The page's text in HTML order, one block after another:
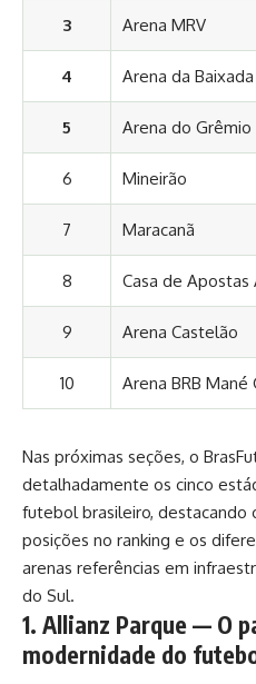
3 Arena MRV
4 Arena da Baixada
5 Arena do Grêmio
6 Mineirão
7 Maracanã
8 Casa de Apostas
9 Arena Castelão
10 Arena BRB Mané
Nas próximas seções, o
detalhadamente os cinco
futebol brasileiro, destacando
posições no ranking e os
arenas referências em
do Sul.
1. Allianz Parque — O
modernidade do